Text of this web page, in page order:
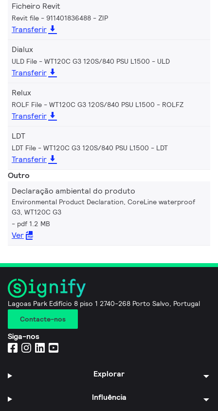
Ficheiro Revit
Revit file - 911401836488 ZIP
Transferir
Dialux
ULD File - WT120C G3 120S/840 PSU L1500 ULD
Transferir
Relux
ROLF File - WT120C G3 120S/840 PSU L1500 ROLFZ
Transferir
LDT
LDT File - WT120C G3 120S/840 PSU L1500 LDT
Transferir
Outro
Declaração ambiental do produto
Environmental Product Declaration, CoreLine waterproof
G3, WT120C G3
pdf 1.2 MB
Ver
Lagoas Park Edifício 8 piso 1 2740-268 Porto Salvo, Portugal
Contacte-nos
Siga-nos
Explorar
Influência